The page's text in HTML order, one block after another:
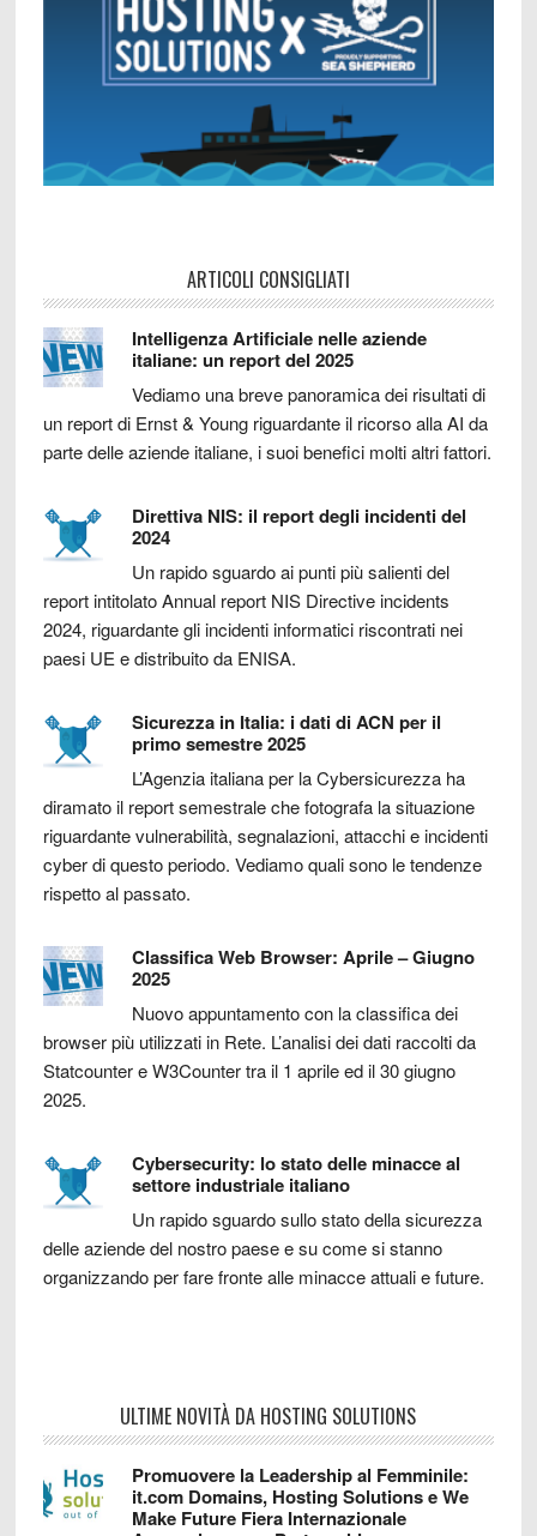
ARTICOLI CONSIGLIATI
Intelligenza Artificiale nelle aziende
italiane: un report del 2025
Vediamo una breve panoramica dei risultati di
un report di Ernst & Young riguardante il ricorso alla AI da
parte delle aziende italiane, i suoi benefici molti altri fattori.
Direttiva NIS: il report degli incidenti del
2024
Un rapido sguardo ai punti più salienti del
report intitolato Annual report NIS Directive incidents
2024, riguardante gli incidenti informatici riscontrati nei
paesi UE e distribuito da ENISA.
Sicurezza in Italia: i dati di ACN per il
primo semestre 2025
L’Agenzia italiana per la Cybersicurezza ha
diramato il report semestrale che fotografa la situazione
riguardante vulnerabilità, segnalazioni, attacchi e incidenti
cyber di questo periodo. Vediamo quali sono le tendenze
rispetto al passato.
Classifica Web Browser: Aprile – Giugno
2025
Nuovo appuntamento con la classifica dei
browser più utilizzati in Rete. L’analisi dei dati raccolti da
Statcounter e W3Counter tra il 1 aprile ed il 30 giugno
2025.
Cybersecurity: lo stato delle minacce al
settore industriale italiano
Un rapido sguardo sullo stato della sicurezza
delle aziende del nostro paese e su come si stanno
organizzando per fare fronte alle minacce attuali e future.
ULTIME NOVITÀ DA HOSTING SOLUTIONS
Promuovere la Leadership al Femminile:
it.com Domains, Hosting Solutions e We
Make Future Fiera Internazionale